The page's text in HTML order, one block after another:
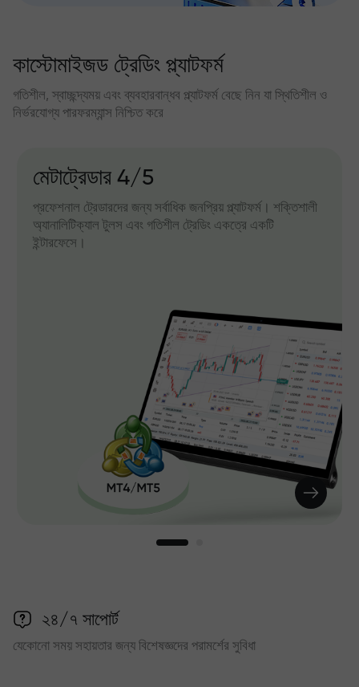
কাস্টোমাইজড ট্রেডিং প্ল্যাটফর্ম
গতিশীল, স্বাচ্ছন্দ্যময় এবং ব্যবহারবান্ধব প্ল্যাটফর্ম বেছে নিন যা স্থিতিশীল ও
নির্ভরযোগ্য পারফরম্যান্স নিশ্চিত করে
মেটাট্রেডার 4/5
প্রফেশনাল ট্রেডারদের জন্য সর্বাধিক জনপ্রিয় প্ল্যাটফর্ম। শক্তিশালী
অ্যানালিটিক্যাল টুলস এবং গতিশীল ট্রেডিং একত্রে একটি
ইন্টারফেসে।
২৪/৭ সাপোর্ট
যেকোনো সময় সহায়তার জন্য বিশেষজ্ঞদের পরামর্শের সুবিধা